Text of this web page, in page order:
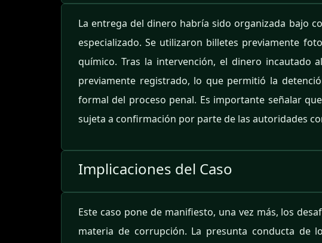
La entrega del dinero habría sido organizada bajo
especializado. Se utilizaron billetes previamente
químico. Tras la intervención, el dinero incautado
previamente registrado, lo que permitió la
formal del proceso penal. Es importante señalar
sujeta a confirmación por parte de las autoridades
Implicaciones del Caso
Este caso pone de manifiesto, una vez más, los
materia de corrupción. La presunta conducta de